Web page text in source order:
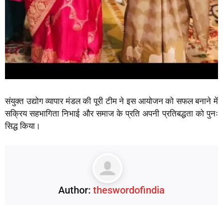
संयुक्त उद्योग व्यापार मंडल की पूरी टीम ने इस आयोजन को सफल बनाने में
सक्रिय सहभागिता निभाई और समाज के प्रति अपनी प्रतिबद्धता को पुनः
सिद्ध किया।
Author: theswordofindia